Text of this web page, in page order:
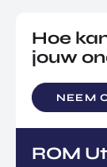
Hoe
jouw
NEEM
ROM